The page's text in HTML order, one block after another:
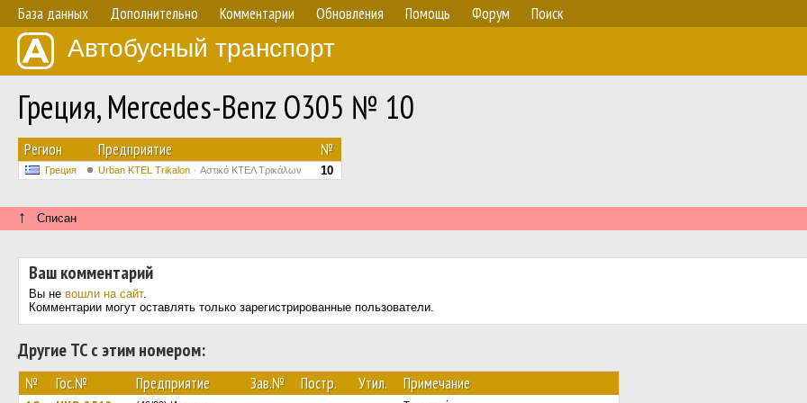
База данных Дополнительно Комментарии Обновления Помощь Форум Поиск
Автобусный транспорт
Греция, Mercedes-Benz O305 № 10
Регион Предприятие №
Греция Urban KTEL Trikalon Αστικό ΚΤΕΛ Τρικάλων 10
↑ Списан
Ваш комментарий
Вы не вошли на сайт.
Комментарии могут оставлять только зарегистрированные пользователи.
Другие ТС с этим номером:
№ Гос.№ Предприятие Зав.№ Постр. Утил. Примечание